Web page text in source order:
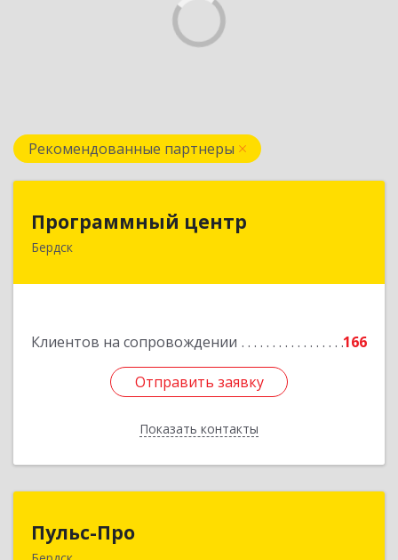
Рекомендованные партнеры
Программный центр
Бердск
Клиентов на сопровождении 166
Отправить заявку
Показать контакты
Программный центр
Отправить заявку
Назад
Пульс-Про